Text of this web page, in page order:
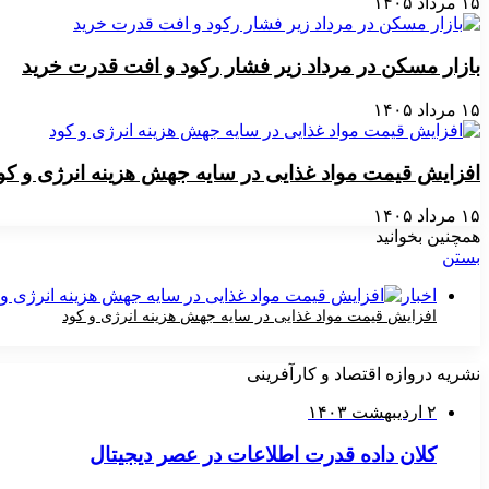
بازار مسکن در مرداد زیر فشار رکود و افت قدرت خرید
۱۵ مرداد ۱۴۰۵
افزایش قیمت مواد غذایی در سایه جهش هزینه انرژی و
۱۵ مرداد ۱۴۰۵
همچنین بخوانید
بستن
اخبار
افزایش قیمت مواد غذایی در سایه جهش هزینه انرژی و کود
نشریه دروازه اقتصاد و کارآفرینی
۲ اردیبهشت ۱۴۰۳
کلان داده قدرت اطلاعات در عصر دیجیتال